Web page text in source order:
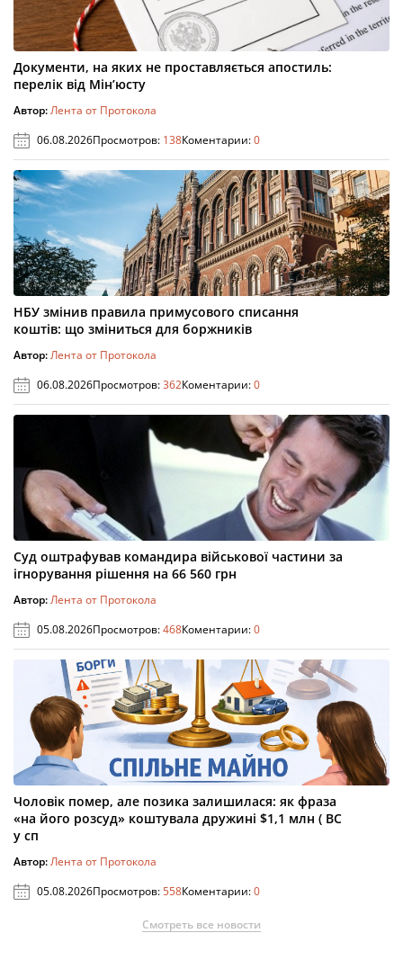
Документи, на яких не проставляється апостиль:
перелік від Мін’юсту
Автор:Лента от Протокола
06.08.2026Просмотров: 138Коментарии:0
НБУ змінив правила примусового списання
коштів: що зміниться для боржників
Автор:Лента от Протокола
06.08.2026Просмотров:362Коментарии:0
Суд оштрафував командира військової частини за
ігнорування рішення на 66 560 грн
Автор:Лента от Протокола
05.08.2026Просмотров:468Коментарии:0
Чоловік помер, але позика залишилася: як фраза
«на його розсуд» коштувала дружині $1,1 млн ( ВС
у сп
Автор:Лента от Протокола
05.08.2026Просмотров:558Коментарии:0
Смотреть все новости